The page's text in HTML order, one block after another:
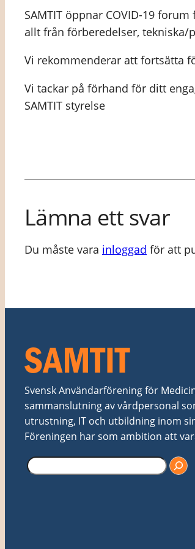
SAMTIT öppnar COVID-19
allt från förberedelser, tekniska/
Vi rekommenderar att fortsätta
Vi tackar på förhand för ditt
SAMTIT styrelse
Lämna ett svar
Du måste vara inloggad för att
Svensk Användarförening för
sammanslutning av vårdpersonal
utrustning, IT och utbildning inom
Föreningen har som ambition att
S
ö